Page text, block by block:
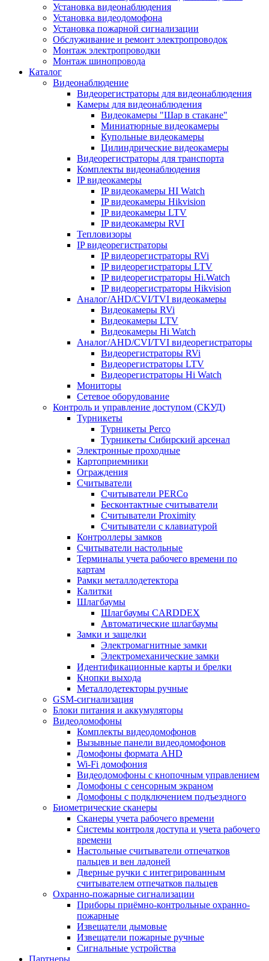
Установка видеонаблюдения
Установка видеодомофона
Установка пожарной сигнализации
Обслуживание и ремонт электропроводок
Монтаж электропроводки
Монтаж шинопровода
Каталог
Видеонаблюдение
Видеорегистраторы для видеонаблюдения
Камеры для видеонаблюдения
Видеокамеры "Шар в стакане"
Миниатюрные видеокамеры
Купольные видеокамеры
Цилиндрические видеокамеры
Видеорегистраторы для транспорта
Комплекты видеонаблюдения
IP видеокамеры
IP видеокамеры HI Watch
IP видеокамеры Hikvision
IP видеокамеры LTV
IP видеокамеры RVI
Тепловизоры
IP видеорегистраторы
IP видеорегистраторы RVi
IP видеорегистраторы LTV
IP видеорегистраторы Hi.Watch
IP видеорегистраторы Hikvision
Аналог/AHD/CVI/TVI видеокамеры
Видеокамеры RVi
Видеокамеры LTV
Видеокамеры Hi Watch
Аналог/AHD/CVI/TVI видеорегистраторы
Видеорегистраторы RVi
Видеорегистраторы LTV
Видеорегистраторы Hi Watch
Мониторы
Сетевое оборудование
Контроль и управление доступом (СКУД)
Турникеты
Турникеты Perco
Турникеты Сибирский арсенал
Электронные проходные
Картоприемники
Ограждения
Считыватели
Считыватели PERCo
Бесконтактные считыватели
Считыватели Proximity
Считыватели с клавиатурой
Контроллеры замков
Считыватели настольные
Терминалы учета рабочего времени по
картам
Рамки металлодетектора
Калитки
Шлагбаумы
Шлагбаумы CARDDEX
Автоматические шлагбаумы
Замки и защелки
Электромагнитные замки
Электромеханические замки
Идентификационные карты и брелки
Кнопки выхода
Металлодетекторы ручные
GSM-сигнализация
Блоки питания и аккумуляторы
Видеодомофоны
Комплекты видеодомофонов
Вызывные панели видеодомофонов
Домофоны формата AHD
Wi-Fi домофония
Видеодомофоны с кнопочным управлением
Домофоны с сенсорным экраном
Домофоны с подключением подъездного
Биометрические сканеры
Сканеры учета рабочего времени
Системы контроля доступа и учета рабочего
времени
Настольные считыватели отпечатков
пальцев и вен ладоней
Дверные ручки с интегрированным
считывателем отпечатков пальцев
Охранно-пожарные сигнализации
Приборы приёмно-контрольные охранно-
пожарные
Извещатели дымовые
Извещатели пожарные ручные
Сигнальные устройства
Партнеры